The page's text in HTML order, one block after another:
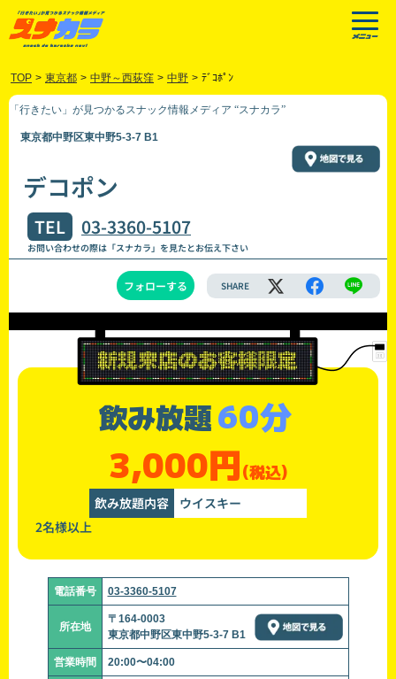
TOP > 東京都 > 中野～西荻窪 > 中野 > ﾃﾞｺﾎﾟﾝ
「行きたい」が見つかるスナック情報メディア “スナカラ”
東京都中野区東中野5-3-7 B1
デコポン
TEL 03-3360-5107
お問い合わせの際は「スナカラ」を見たとお伝え下さい
フォローする SHARE
飲み放題60分
3,000円(税込)
飲み放題内容
ウイスキー
2名様以上
電話番号 03-3360-5107
所在地
〒164-0003
東京都中野区東中野5-3-7 B1
営業時間 20:00〜04:00